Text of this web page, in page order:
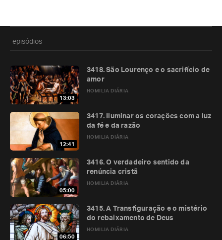
episódios
13:03
HOMILIA DIÁRIA
3418. São Lourenço e o sacrifício de
amor
12:41
HOMILIA DIÁRIA
3417. Iluminar os corações com a luz
da fé e da razão
05:00
HOMILIA DIÁRIA
3416. O verdadeiro sentido da
renúncia cristã
06:50
HOMILIA DIÁRIA
3415. A Transfiguração e o mistério
do rebaixamento de Deus